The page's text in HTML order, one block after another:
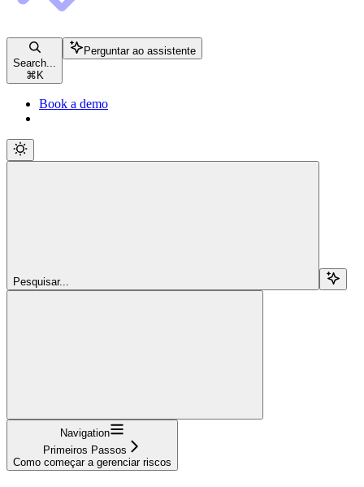
Search...
⌘ K
Perguntar ao assistente
Book a demo
Pesquisar...
Navigation
Primeiros Passos
Como começar a gerenciar riscos